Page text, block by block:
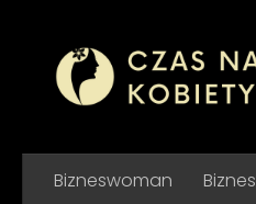
Bizneswoman Biznes